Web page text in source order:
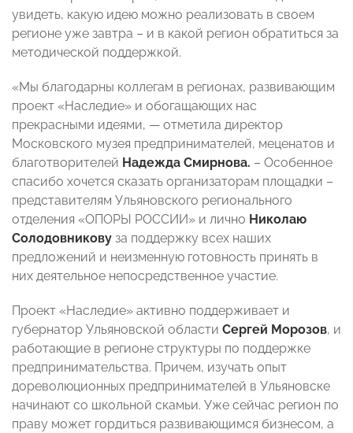
увидеть, какую идею можно реализовать в своем
регионе уже завтра – и в какой регион обратиться за
методической поддержкой.
«Мы благодарны коллегам в регионах, развивающим
проект «Наследие» и обогащающих нас
прекрасными идеями, — отметила директор
Московского музея предпринимателей, меценатов и
благотворителей Надежда Смирнова. – Особенное
спасибо хочется сказать организаторам площадки –
представителям Ульяновского регионального
отделения «ОПОРЫ РОССИИ» и лично Николаю
Солодовникову за поддержку всех наших
предложений и неизменную готовность принять в
них деятельное непосредственное участие.
Проект «Наследие» активно поддерживает и
губернатор Ульяновской области Сергей Морозов, и
работающие в регионе структуры по поддержке
предпринимательства. Причем, изучать опыт
дореволюционных предпринимателей в Ульяновске
начинают со школьной скамьи. Уже сейчас регион по
праву может гордиться развивающимся бизнесом, а